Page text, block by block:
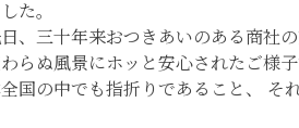
た。
、三十年来おつきあいのある商社
らぬ風景にホッと安心されたご様
国の中でも指折りであること、 そ